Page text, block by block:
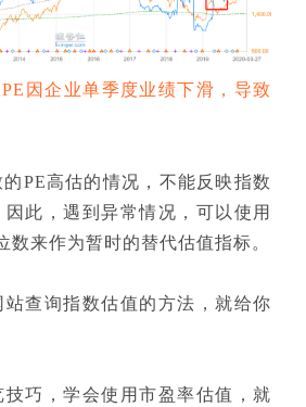
因企业单季度业绩下滑，导致
PE高估的情况，不能反映指数
此，遇到异常情况，可以使用
数来作为暂时的替代估值指标。
查询指数估值的方法，就给你
巧，学会使用市盈率估值，就